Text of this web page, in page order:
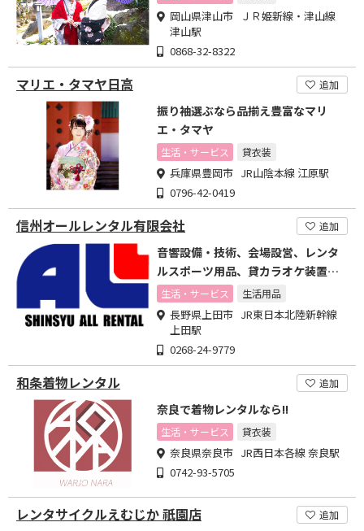
岡山県津山市 ＪＲ姫新線・津山線
津山駅
0868-32-8322
マリエ・タマヤ日高 追加
振り袖選ぶなら品揃え豊富なマリ
エ・タマヤ
生活・サービス 貸衣装
兵庫県豊岡市 JR山陰本線 江原駅
0796-42-0419
信州オールレンタル有限会社 追加
音響設備・技術、会場設営、レンタ
ルスポーツ用品、貸カラオケ装置、
貸テント、貸ベビー用品など
生活・サービス 生活用品
長野県上田市 JR東日本北陸新幹線
上田駅
0268-24-9779
和条着物レンタル 追加
奈良で着物レンタルなら!!
生活・サービス 貸衣装
奈良県奈良市 JR西日本各線 奈良駅
0742-93-5705
レンタサイクルえむじか 祇園店 追加